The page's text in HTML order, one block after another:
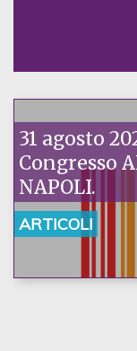
31 agosto
Congresso
NAPOLI.
ARTICOLI